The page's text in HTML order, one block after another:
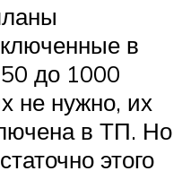
в
до 1000
не нужно, их
в ТП. Но
этого